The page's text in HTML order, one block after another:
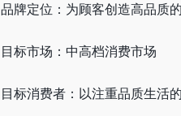
品牌定位：为顾客创造高品质
目标市场：中高档消费市场
目标消费者：以注重品质生活